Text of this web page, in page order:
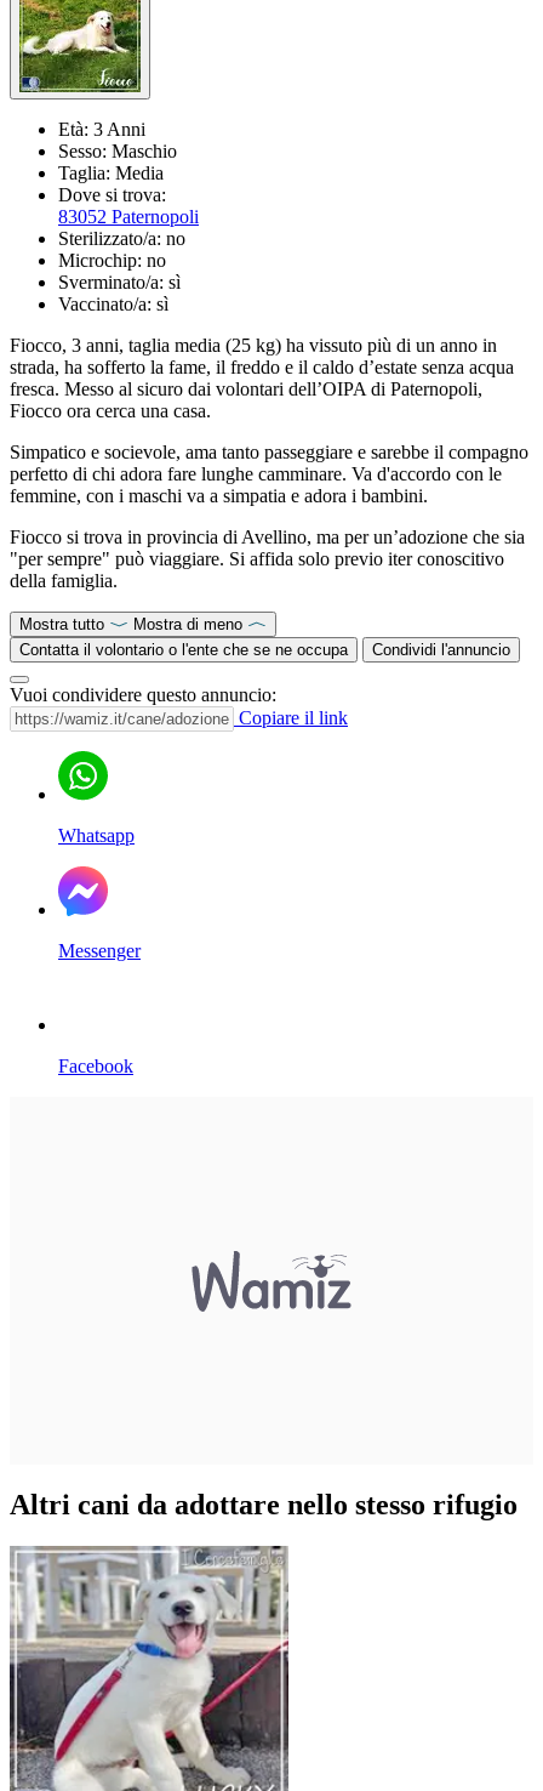
Età: 3 Anni
Sesso: Maschio
Taglia: Media
Dove si trova:
83052 Paternopoli
Sterilizzato/a: no
Microchip: no
Sverminato/a: sì
Vaccinato/a: sì
Fiocco, 3 anni, taglia media (25 kg) ha vissuto più di un anno in
strada, ha sofferto la fame, il freddo e il caldo d’estate senza acqua
fresca. Messo al sicuro dai volontari dell’OIPA di Paternopoli,
Fiocco ora cerca una casa.
Simpatico e socievole, ama tanto passeggiare e sarebbe il compagno
perfetto di chi adora fare lunghe camminare. Va d'accordo con le
femmine, con i maschi va a simpatia e adora i bambini.
Fiocco si trova in provincia di Avellino, ma per un’adozione che sia
"per sempre" può viaggiare. Si affida solo previo iter conoscitivo
della famiglia.
Mostra tutto
Mostra di meno
Contatta il volontario o l'ente che se ne occupa
Condividi l'annuncio
Vuoi condividere questo annuncio:
Copiare il link
Whatsapp
Messenger
Facebook
Altri cani da adottare nello stesso rifugio